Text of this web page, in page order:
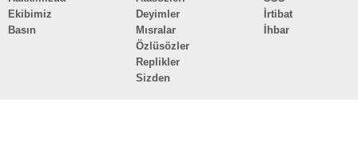
Ekibimiz
Basın
Deyimler
Mısralar
Özlüsözler
Replikler
Sizden
İrtibat
İhbar